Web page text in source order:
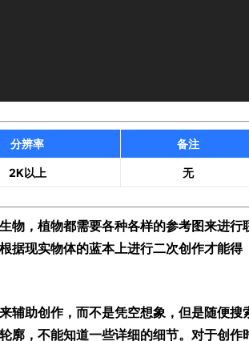
分辨率 备注
2K以上 无
物，植物都需要各种各样的参考图来进行
据现实物体的蓝本上进行二次创作才能得
辅助创作，而不是凭空想象，但是随便搜
廓，不能知道一些详细的细节。对于创作